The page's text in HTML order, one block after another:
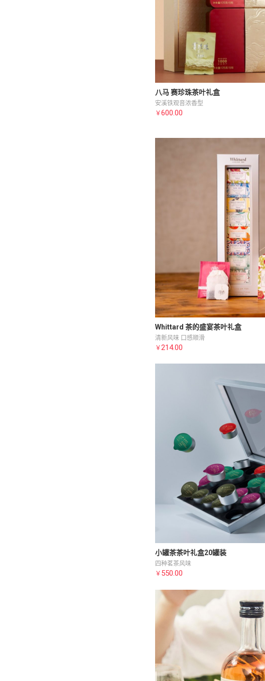
八马 赛珍珠茶叶礼盒
安溪铁观音浓香型
￥600.00
Whittard 茶的盛宴茶叶礼盒
清新风味 口感顺滑
￥214.00
小罐茶茶叶礼盒20罐装
四种茗茶风味
￥ 550.00